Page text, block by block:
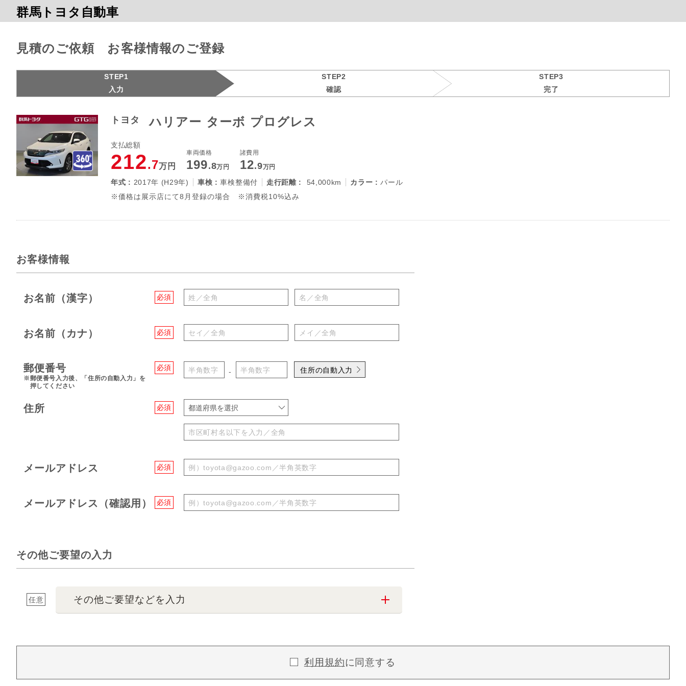
群馬トヨタ自動車
見積のご依頼 お客様情報のご登録
STEP1
入力
STEP2
確認
STEP3
完了
トヨタ ハリアー ターボ プログレス
支払総額
212.7万円
車両価格
199.8万円
諸費用
12.9万円
年式 : 2017年 (H29年) 車検 :車検整備付 走行距離 : 54,000km カラー :パール
※価格は展示店にて8月登録の場合 ※消費税10%込み
お客様情報
必須
お名前（漢字）
必須
お名前（カナ）
必須
郵便番号
※郵便番号入力後、「住所の自動入力」を
押してください
- 住所の自動入力
必須
住所 都道府県を選択
必須
メールアドレス
必須
メールアドレス（確認用）
その他ご要望の入力
任意 その他ご要望などを入力
利用規約に同意する